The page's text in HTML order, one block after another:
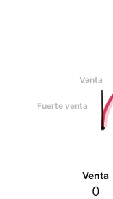
Venta
Fuerte venta
Venta
0